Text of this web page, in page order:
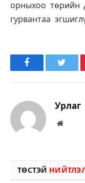
орныхоо төрийн
гурвантаа
Facebook
Урлаг
Вэбсайт
ТӨСТЭЙ